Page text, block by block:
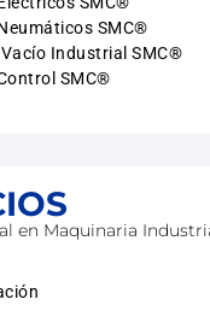
SMC®
Industrial SMC®
SMC®
en Maquinaria